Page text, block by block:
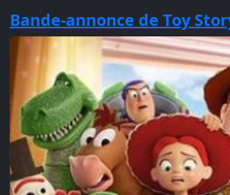
Bande-annonce de Toy